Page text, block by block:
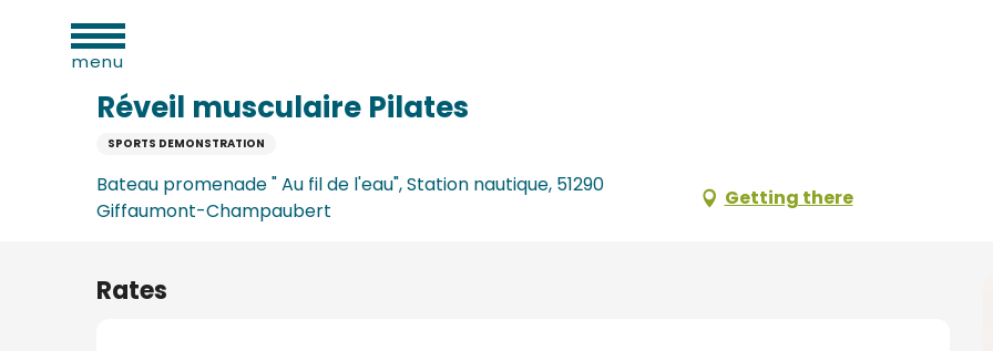
contenumenu
Home
Réveil musculaire Pilates
SPORTS DEMONSTRATION
Bateau promenade " Au fil de l'eau", Station nautique, 51290
Giffaumont-Champaubert
Getting there
Rates